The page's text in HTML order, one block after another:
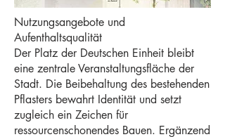
Nutzungsangebote und
Aufenthaltsqualität
Der Platz der Deutschen Einheit bleibt
eine zentrale Veranstaltungsfläche der
Stadt. Die Beibehaltung des bestehenden
Pflasters bewahrt Identität und setzt
zugleich ein Zeichen für
ressourcenschonendes Bauen. Ergänzend